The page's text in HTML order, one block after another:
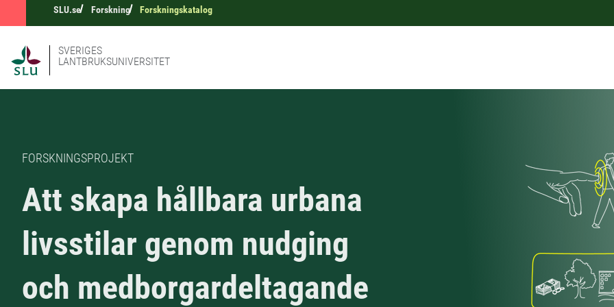
SLU.se Forskning Forskningskatalog
SVERIGES
LANTBRUKSUNIVERSITET
FORSKNINGSPROJEKT
Att skapa hållbara urbana
livsstilar genom nudging
och medborgardeltagande